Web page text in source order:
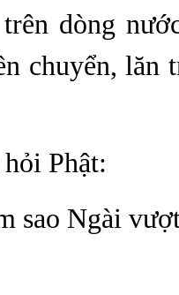
dòng
chuyển, lăn
Phật:
sao Ngài